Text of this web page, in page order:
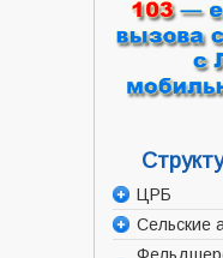
ЦРБ
Сельские